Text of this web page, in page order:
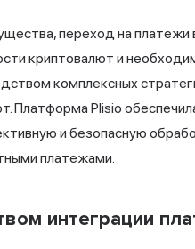
переход на
криптовалют и
комплексных
Платформа Plisio
и безопасную
платежами.
интеграции